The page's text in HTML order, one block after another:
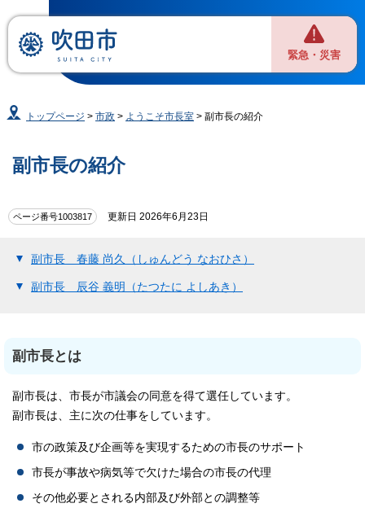
緊急・災害
トップページ >市政 > ようこそ市長室 > 副市長の紹介
副市長の紹介
ページ番号1003817 更新日 2026年6月23日
副市長 春藤 尚久（しゅんどう なおひさ）
副市長 辰谷 義明（たつたに よしあき）
副市長とは
副市長は、市長が市議会の同意を得て選任しています。
副市長は、主に次の仕事をしています。
市の政策及び企画等を実現するための市長のサポート
市長が事故や病気等で欠けた場合の市長の代理
その他必要とされる内部及び外部との調整等